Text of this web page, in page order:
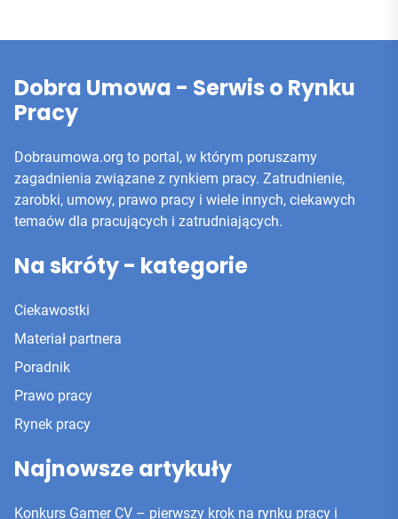
Dobra Umowa - Serwis o Rynku
Pracy
Dobraumowa.org to portal, w którym poruszamy
zagadnienia związane z rynkiem pracy. Zatrudnienie,
zarobki, umowy, prawo pracy i wiele innych, ciekawych
temaów dla pracujących i zatrudniających.
Na skróty - kategorie
Ciekawostki
Materiał partnera
Poradnik
Prawo pracy
Rynek pracy
Najnowsze artykuły
Konkurs Gamer CV – pierwszy krok na rynku pracy i